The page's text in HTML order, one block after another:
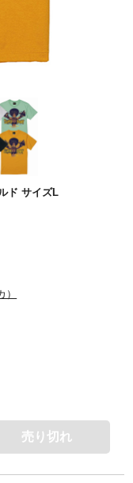
ルド サイズL
売り切れ